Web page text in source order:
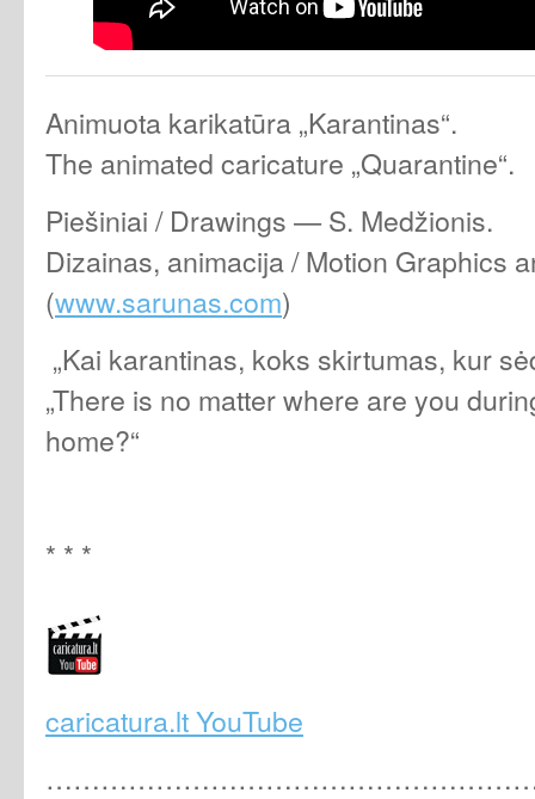
Animuota karikatūra „Karantinas“.
The animated caricature „Quarantine“.
Piešiniai / Drawings — S. Medžionis.
Dizainas, animacija / Motion Graphics
(www.sarunas.com)
„Kai karantinas, koks skirtumas, kur
„There is no matter where are you
home?“
* * *
caricatura.lt YouTube